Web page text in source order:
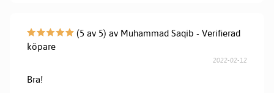
(5 av 5) av Muhammad Saqib - Verifierad
köpare
2022-02-12
Bra!